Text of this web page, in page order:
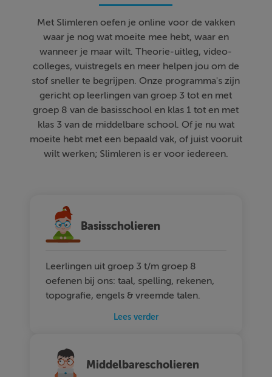
Met Slimleren oefen je online voor de vakken
waar je nog wat moeite mee hebt, waar en
wanneer je maar wilt. Theorie-uitleg, video-
colleges, vuistregels en meer helpen jou om de
stof sneller te begrijpen. Onze programma's zijn
gericht op leerlingen van groep 3 tot en met
groep 8 van de basisschool en klas 1 tot en met
klas 3 van de middelbare school. Of je nu wat
moeite hebt met een bepaald vak, of juist vooruit
wilt werken; Slimleren is er voor iedereen.
Basisscholieren
Leerlingen uit groep 3 t/m groep 8
oefenen bij ons: taal, spelling, rekenen,
topografie, engels & vreemde talen.
Lees verder
Middelbarescholieren